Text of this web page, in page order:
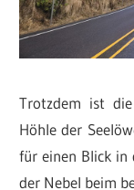
Trotzdem ist
Höhle der
für einen Blick in
der Nebel beim